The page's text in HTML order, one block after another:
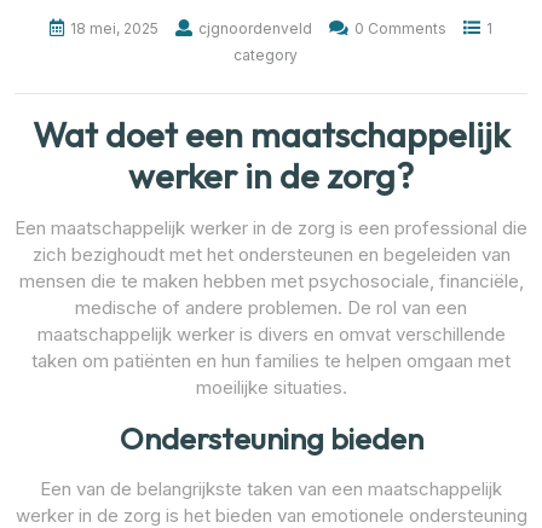
18 mei, 2025 cjgnoordenveld 0 Comments
1
category
Wat doet een maatschappelijk
werker in de zorg?
Een maatschappelijk werker in de zorg is een professional die
zich bezighoudt met het ondersteunen en begeleiden van
mensen die te maken hebben met psychosociale, financiële,
medische of andere problemen. De rol van een
maatschappelijk werker is divers en omvat verschillende
taken om patiënten en hun families te helpen omgaan met
moeilijke situaties.
Ondersteuning bieden
Een van de belangrijkste taken van een maatschappelijk
werker in de zorg is het bieden van emotionele ondersteuning